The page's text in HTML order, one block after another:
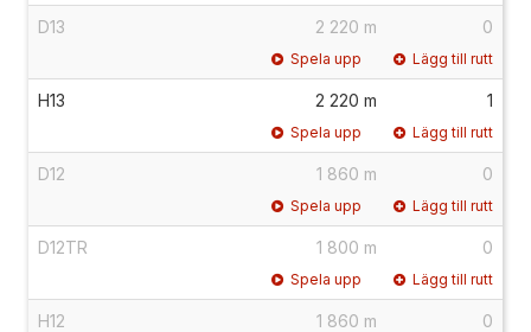
D13 2 220 m 0
Spela upp Lägg till rutt
H13 2 220 m 1
Spela upp Lägg till rutt
D12 1 860 m 0
Spela upp Lägg till rutt
D12TR 1 800 m 0
Spela upp Lägg till rutt
H12 1 860 m 0